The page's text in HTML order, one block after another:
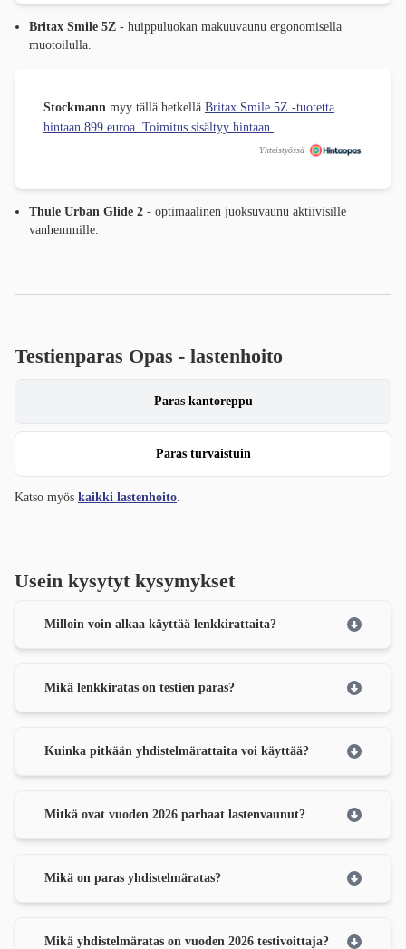
Britax Smile 5Z - huippuluokan makuuvaunu ergonomisella
muotoilulla.
Stockmann myy tällä hetkellä Britax Smile 5Z -tuotetta
hintaan 899 euroa. Toimitus sisältyy hintaan.
Yhteistyössä
Thule Urban Glide 2 - optimaalinen juoksuvaunu aktiivisille
vanhemmille.
Testienparas Opas - lastenhoito
Paras kantoreppu
Paras turvaistuin
Katso myös kaikki lastenhoito
Usein kysytyt kysymykset
Milloin voin alkaa käyttää lenkkirattaita?
Mikä lenkkiratas on testien paras?
Kuinka pitkään yhdistelmärattaita voi käyttää?
Mitkä ovat vuoden 2026 parhaat lastenvaunut?
Mikä on paras yhdistelmäratas?
Mikä yhdistelmäratas on vuoden 2026 testivoittaja?